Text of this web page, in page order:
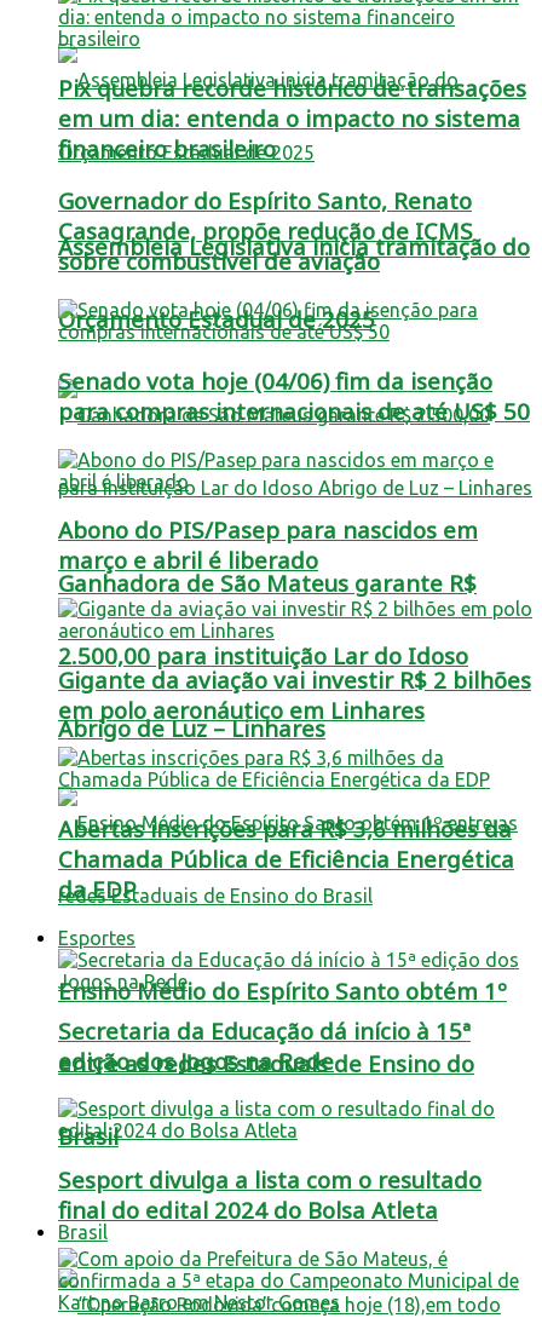
Assembleia Legislativa inicia tramitação do
Orçamento Estadual de 2025
Ganhadora de São Mateus garante R$
2.500,00 para instituição Lar do Idoso
Abrigo de Luz – Linhares
Ensino Médio do Espírito Santo obtém 1º
entre as redes Estaduais de Ensino do
Brasil
Brasil
Pix quebra recorde histórico de transações
em um dia: entenda o impacto no sistema
financeiro brasileiro
Governador do Espírito Santo, Renato
Casagrande, propõe redução de ICMS
sobre combustível de aviação
Senado vota hoje (04/06) fim da isenção
para compras internacionais de até US$ 50
Abono do PIS/Pasep para nascidos em
março e abril é liberado
Gigante da aviação vai investir R$ 2 bilhões
em polo aeronáutico em Linhares
Abertas inscrições para R$ 3,6 milhões da
Chamada Pública de Eficiência Energética
da EDP
Esportes
Secretaria da Educação dá início à 15ª
edição dos Jogos na Rede
Sesport divulga a lista com o resultado
final do edital 2024 do Bolsa Atleta